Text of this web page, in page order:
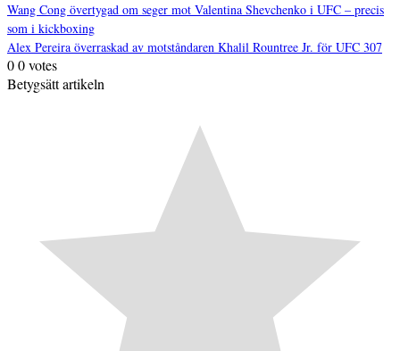
Inläggsnavigering
Wang Cong övertygad om seger mot Valentina Shevchenko i UFC – precis
som i kickboxing
Alex Pereira överraskad av motståndaren Khalil Rountree Jr. för UFC 307
00votes
Betygsätt artikeln